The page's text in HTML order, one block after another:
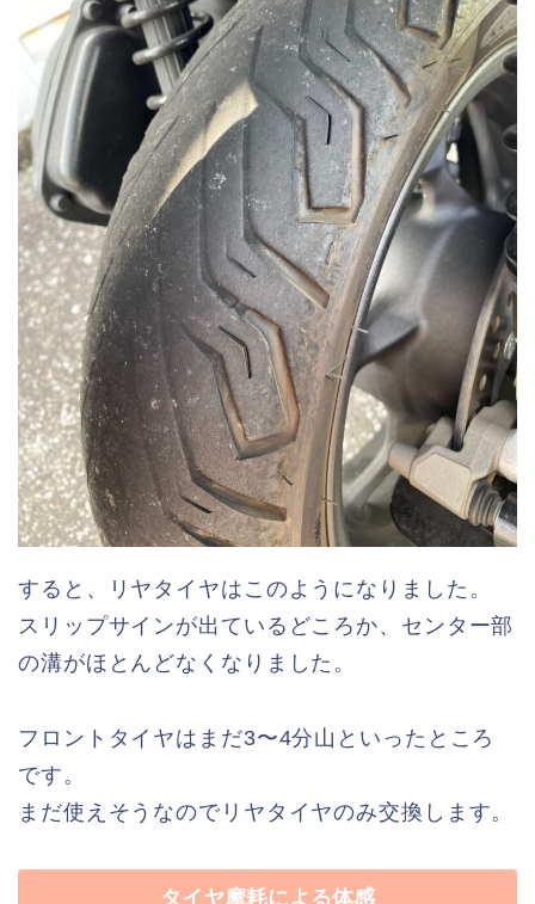
すると、リヤタイヤはこのようになりました。
スリップサインが出ているどころか、センター部
の溝がほとんどなくなりました。
フロントタイヤはまだ3〜4分山といったところ
です。
まだ使えそうなのでリヤタイヤのみ交換します。
タイヤ摩耗による体感